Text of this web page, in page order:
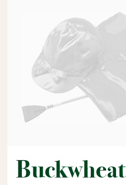
Buckwheat